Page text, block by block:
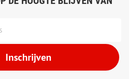
Inschrijven